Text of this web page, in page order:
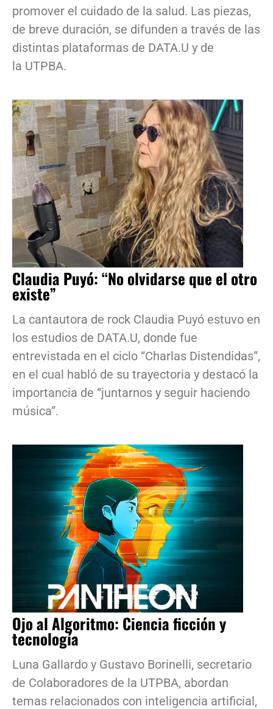
promover el cuidado de la salud. Las piezas,
de breve duración, se difunden a través de las
distintas plataformas de DATA.U y de
la UTPBA.
Claudia Puyó: “No olvidarse que el otro
existe”
La cantautora de rock Claudia Puyó estuvo en
los estudios de DATA.U, donde fue
entrevistada en el ciclo “Charlas Distendidas”,
en el cual habló de su trayectoria y destacó la
importancia de “juntarnos y seguir haciendo
música”.
Ojo al Algoritmo: Ciencia ficción y
tecnología
Luna Gallardo y Gustavo Borinelli, secretario
de Colaboradores de la UTPBA, abordan
temas relacionados con inteligencia artificial,